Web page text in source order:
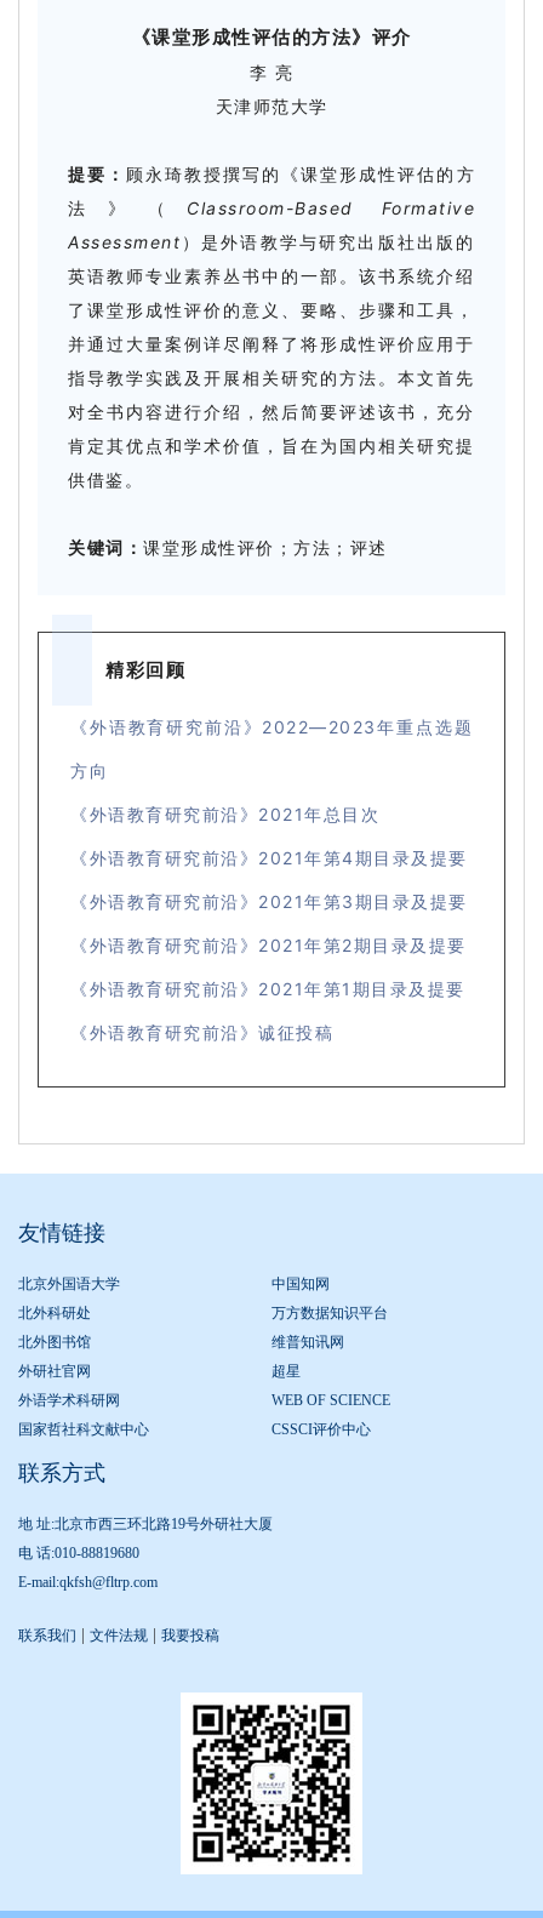
《课堂形成性评估的方法》评介
李 亮
天津师范大学
提要： 顾永琦教授撰写的《课堂形成性评估的方
法》（ Classroom-Based Formative
Assessment ）是外语教学与研究出版社出版的
英语教师专业素养丛书中的一部。该书系统介绍
了课堂形成性评价的意义、要略、步骤和工具，
并通过大量案例详尽阐释了将形成性评价应用于
指导教学实践及开展相关研究的方法。本文首先
对全书内容进行介绍，然后简要评述该书，充分
肯定其优点和学术价值，旨在为国内相关研究提
供借鉴。
关键词： 课堂形成性评价；方法；评述
精彩回顾
《外语教育研究前沿》2022—2023年重点选题
方向
《外语教育研究前沿》2021年总目次
《外语教育研究前沿》2021年第4期目录及提要
《外语教育研究前沿》2021年第3期目录及提要
《外语教育研究前沿》2021年第2期目录及提要
《外语教育研究前沿》2021年第1期目录及提要
《外语教育研究前沿》诚征投稿
友情链接
北京外国语大学
中国知网
北外科研处
万方数据知识平台
北外图书馆
维普知讯网
外研社官网
超星
外语学术科研网
WEB OF SCIENCE
国家哲社科文献中心
CSSCI评价中心
联系方式
地 址:北京市西三环北路19号外研社大厦
电 话:010-88819680
E-mail:qkfsh@fltrp.com
联系我们 文件法规 我要投稿